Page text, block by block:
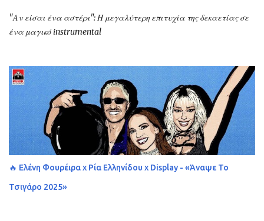
"Αν είσαι ένα αστέρι": Η μεγαλύτερη επιτυχία της δεκαετίας σε
ένα μαγικό instrumental
🔥 Ελένη Φουρέιρα x Ρία Ελληνίδου x Display - «Άναψε Το
Τσιγάρο 2025»